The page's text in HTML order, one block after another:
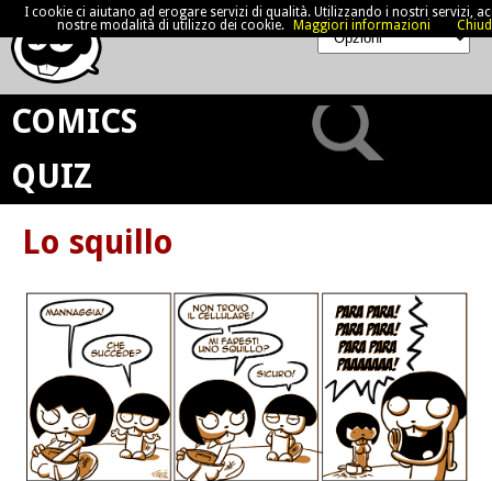
COMICS
QUIZ
Lo squillo
I cookie ci aiutano ad erogare servizi di qualità. Utilizzando i nostri servizi,
nostre modalità di utilizzo dei cookie.
Maggiori informazioni